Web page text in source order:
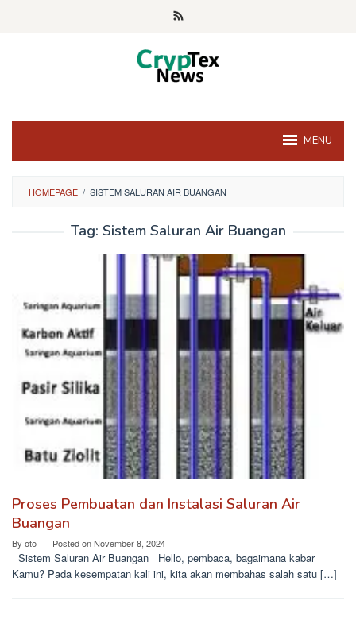
MENU
HOMEPAGE / SISTEM SALURAN AIR BUANGAN
Tag: Sistem Saluran Air Buangan
Proses Pembuatan dan Instalasi Saluran Air
Buangan
By oto Posted onNovember 8, 2024
Sistem Saluran Air Buangan Hello, pembaca, bagaimana kabar
Kamu? Pada kesempatan kali ini, kita akan membahas salah satu […]